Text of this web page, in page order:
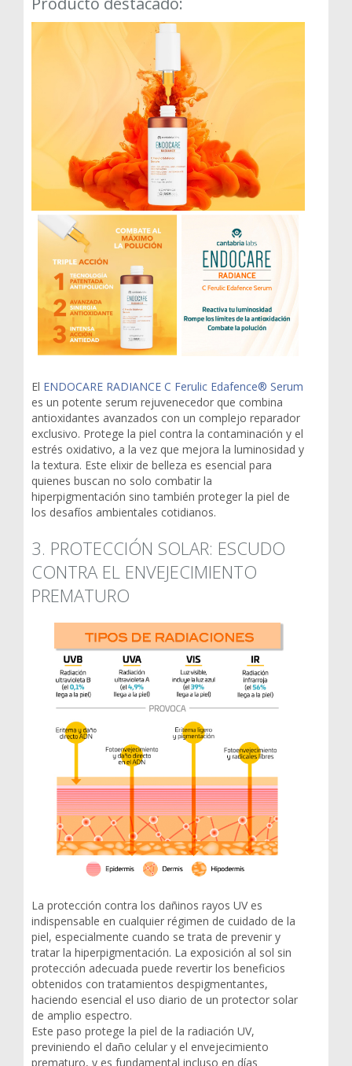
El ENDOCARE RADIANCE C Ferulic Edafence® Serum
es un potente serum rejuvenecedor que combina
antioxidantes avanzados con un complejo reparador
exclusivo. Protege la piel contra la contaminación y el
estrés oxidativo, a la vez que mejora la luminosidad y
la textura. Este elixir de belleza es esencial para
quienes buscan no solo combatir la
hiperpigmentación sino también proteger la piel de
los desafíos ambientales cotidianos.
3. PROTECCIÓN SOLAR: ESCUDO
CONTRA EL ENVEJECIMIENTO
PREMATURO
La protección contra los dañinos rayos UV es
indispensable en cualquier régimen de cuidado de la
piel, especialmente cuando se trata de prevenir y
tratar la hiperpigmentación. La exposición al sol sin
protección adecuada puede revertir los beneficios
obtenidos con tratamientos despigmentantes,
haciendo esencial el uso diario de un protector solar
de amplio espectro.
Este paso protege la piel de la radiación UV,
previniendo el daño celular y el envejecimiento
prematuro, y es fundamental incluso en días